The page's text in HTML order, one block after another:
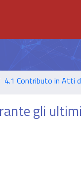
4.1 Contributo in Atti
gli